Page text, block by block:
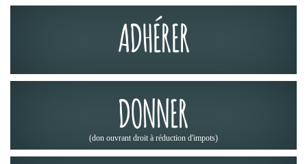
ADHÉRER
DONNER
(don ouvrant droit à réduction d'impots)